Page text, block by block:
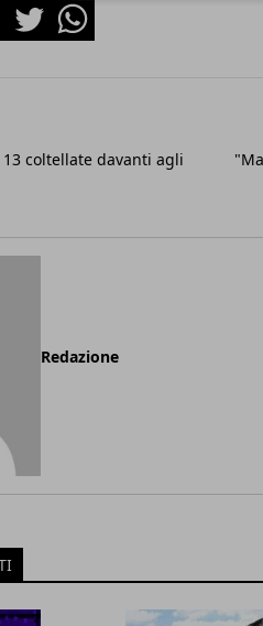
TwitterWhatsapp
coltellate davanti agli
Redazione